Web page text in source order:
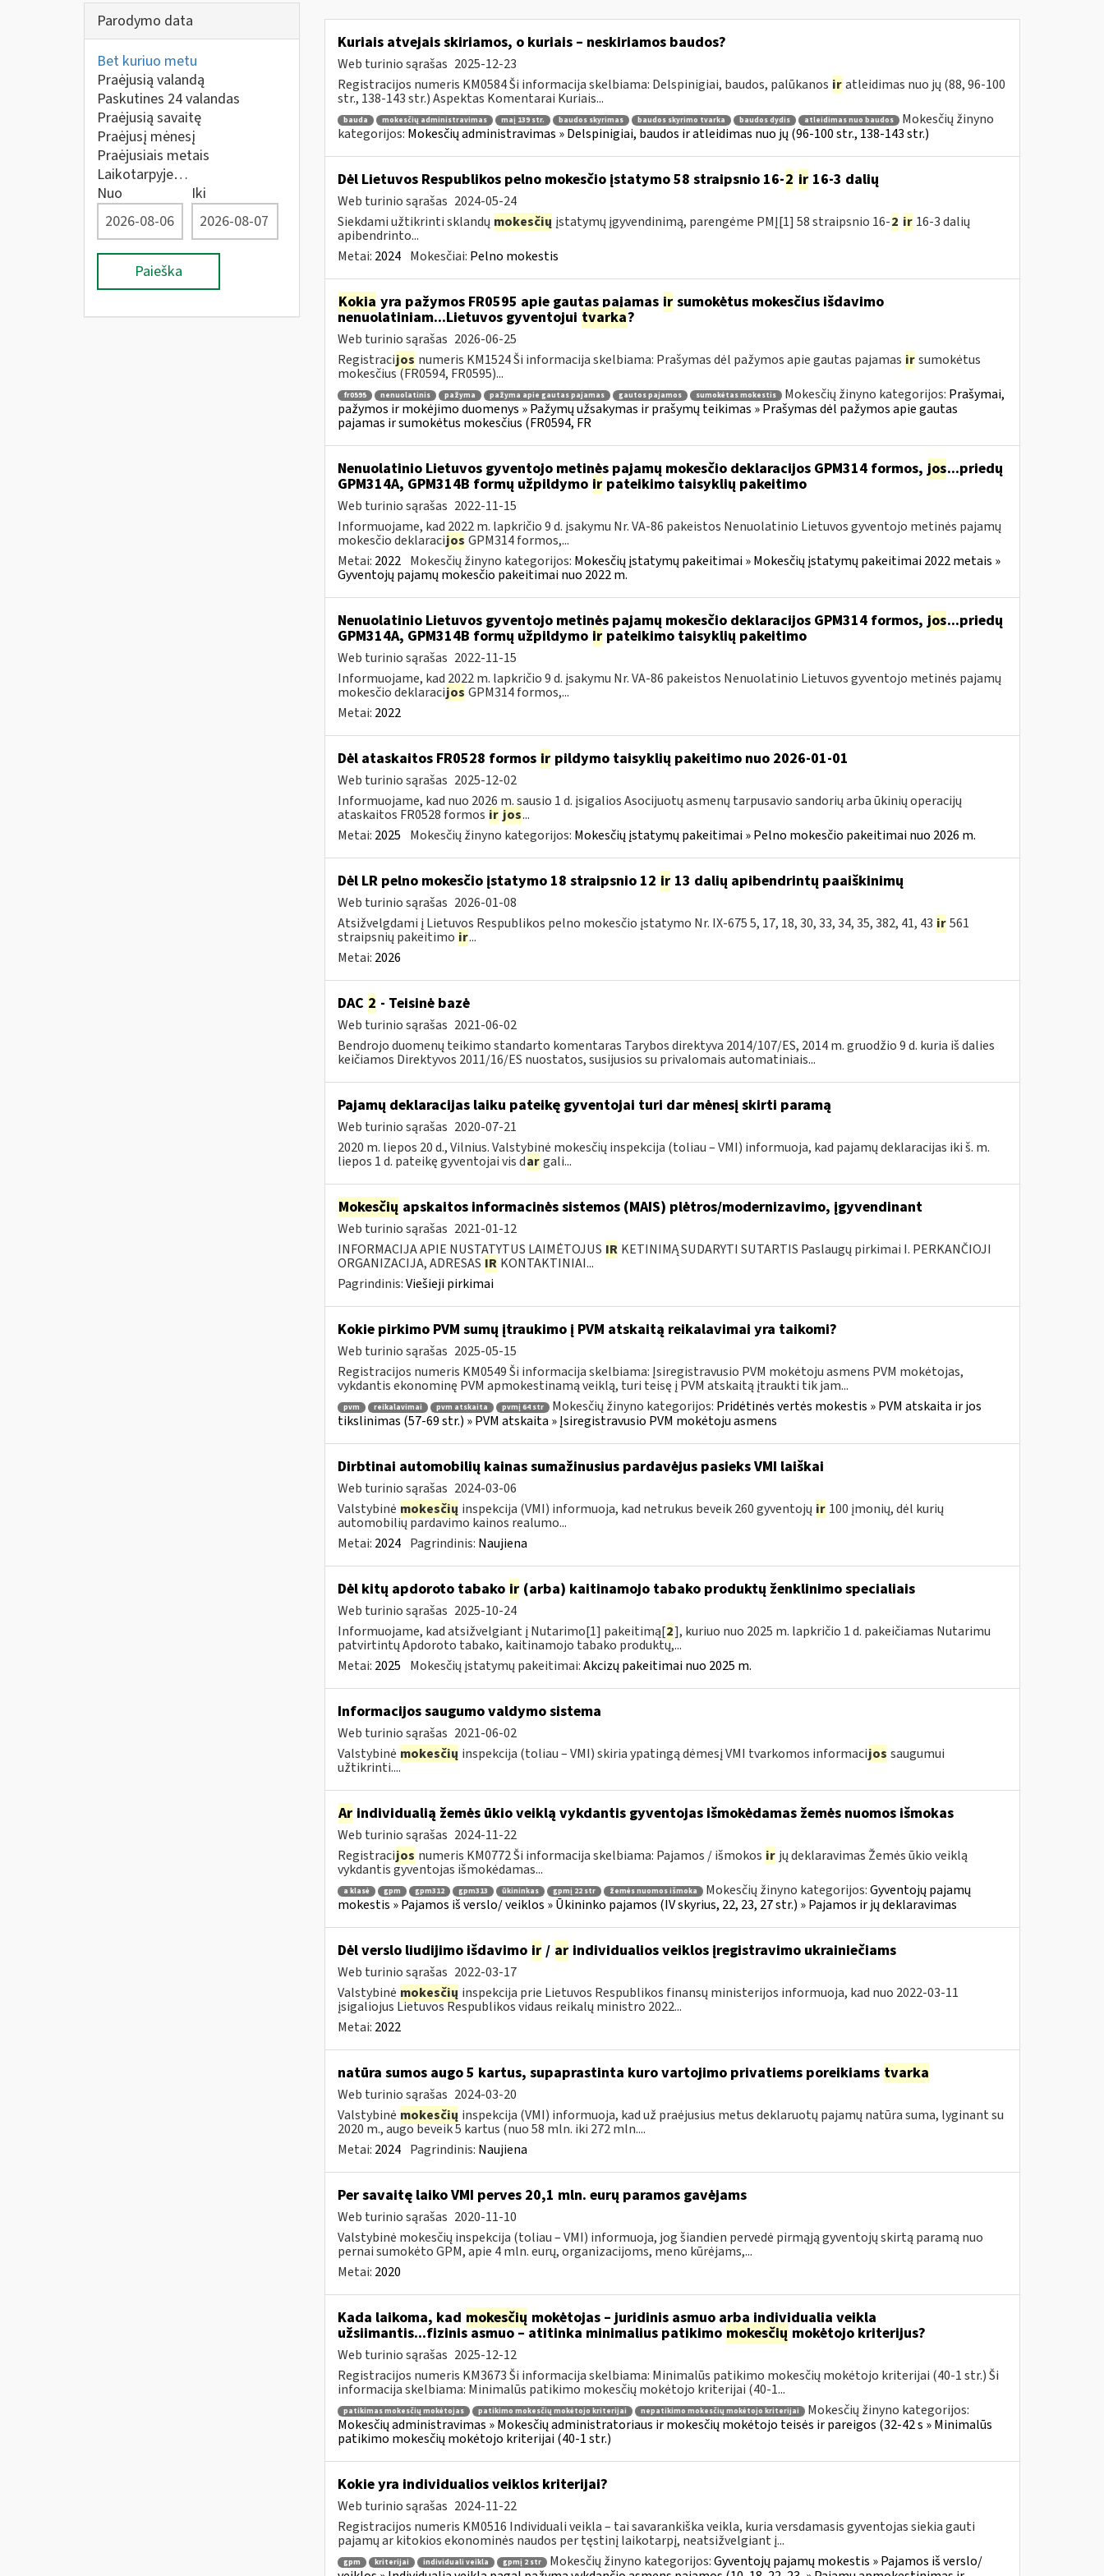
Parodymo data
Bet kuriuo metu
Praėjusią valandą
Paskutines 24 valandas
Praėjusią savaitę
Praėjusį mėnesį
Praėjusiais metais
Laikotarpyje…
Nuo
Iki
Paieška
Kuriais atvejais skiriamos, o kuriais – neskiriamos baudos?
Web turinio sąrašas 2025-12-23
Registracijos numeris KM0584 Ši informacija skelbiama: Delspinigiai, baudos, palūkanos ir atleidimas nuo jų (88, 96-100
str., 138-143 str.) Aspektas Komentarai Kuriais...
bauda mokesčių administravimas maį 139 str. baudos skyrimas baudos skyrimo tvarka baudos dydis atleidimas nuo baudos
Mokesčių žinyno
kategorijos: Mokesčių administravimas » Delspinigiai, baudos ir atleidimas nuo jų (96-100 str., 138-143 str.)
Dėl Lietuvos Respublikos pelno mokesčio įstatymo 58 straipsnio 16-2 ir16-3 dalių
Web turinio sąrašas 2024-05-24
Siekdami užtikrinti sklandų mokesčių įstatymų įgyvendinimą, parengėme PMĮ[1] 58 straipsnio 16-2 ir 16-3 dalių
apibendrinto...
Metai: 2024 Mokesčiai: Pelno mokestis
Kokia yra pažymos FR0595 apie gautas pajamas irsumokėtus mokesčius išdavimo
nenuolatiniam...Lietuvos gyventojui tvarka?
Web turinio sąrašas 2026-06-25
Registracijos numeris KM1524 Ši informacija skelbiama: Prašymas dėl pažymos apie gautas pajamas ir sumokėtus
mokesčius (FR0594, FR0595)...
fr0595 nenuolatinis pažyma pažyma apie gautas pajamas gautos pajamos sumokėtas mokestis Mokesčių žinyno kategorijos: Prašymai,
pažymos ir mokėjimo duomenys » Pažymų užsakymas ir prašymų teikimas » Prašymas dėl pažymos apie gautas
pajamas ir sumokėtus mokesčius (FR0594, FR
Nenuolatinio Lietuvos gyventojo metinės pajamų mokesčio deklaracijos GPM314 formos, jos...priedų
GPM314A, GPM314B formų užpildymo irpateikimo taisyklių pakeitimo
Web turinio sąrašas 2022-11-15
Informuojame, kad 2022 m. lapkričio 9 d. įsakymu Nr. VA-86 pakeistos Nenuolatinio Lietuvos gyventojo metinės pajamų
mokesčio deklaracijos GPM314 formos,...
Metai: 2022 Mokesčių žinyno kategorijos: Mokesčių įstatymų pakeitimai » Mokesčių įstatymų pakeitimai 2022 metais »
Gyventojų pajamų mokesčio pakeitimai nuo 2022 m.
Nenuolatinio Lietuvos gyventojo metinės pajamų mokesčio deklaracijos GPM314 formos, jos...priedų
GPM314A, GPM314B formų užpildymo irpateikimo taisyklių pakeitimo
Web turinio sąrašas 2022-11-15
Informuojame, kad 2022 m. lapkričio 9 d. įsakymu Nr. VA-86 pakeistos Nenuolatinio Lietuvos gyventojo metinės pajamų
mokesčio deklaracijos GPM314 formos,...
Metai: 2022
Dėl ataskaitos FR0528 formos irpildymo taisyklių pakeitimo nuo 2026-01-01
Web turinio sąrašas 2025-12-02
Informuojame, kad nuo 2026 m. sausio 1 d. įsigalios Asocijuotų asmenų tarpusavio sandorių arba ūkinių operacijų
ataskaitos FR0528 formos ir jos...
Metai: 2025 Mokesčių žinyno kategorijos: Mokesčių įstatymų pakeitimai » Pelno mokesčio pakeitimai nuo 2026 m.
Dėl LR pelno mokesčio įstatymo 18 straipsnio 12 ir13 dalių apibendrintų paaiškinimų
Web turinio sąrašas 2026-01-08
Atsižvelgdami į Lietuvos Respublikos pelno mokesčio įstatymo Nr. IX-675 5, 17, 18, 30, 33, 34, 35, 382, 41, 43 ir 561
straipsnių pakeitimo ir...
Metai: 2026
DAC 2 - Teisinė bazė
Web turinio sąrašas 2021-06-02
Bendrojo duomenų teikimo standarto komentaras Tarybos direktyva 2014/107/ES, 2014 m. gruodžio 9 d. kuria iš dalies
keičiamos Direktyvos 2011/16/ES nuostatos, susijusios su privalomais automatiniais...
Pajamų deklaracijas laiku pateikę gyventojai turi dar mėnesį skirti paramą
Web turinio sąrašas 2020-07-21
2020 m. liepos 20 d., Vilnius. Valstybinė mokesčių inspekcija (toliau – VMI) informuoja, kad pajamų deklaracijas iki š. m.
liepos 1 d. pateikę gyventojai vis dar gali...
Mokesčių apskaitos informacinės sistemos (MAIS) plėtros/modernizavimo, įgyvendinant
Web turinio sąrašas 2021-01-12
INFORMACIJA APIE NUSTATYTUS LAIMĖTOJUS IR KETINIMĄ SUDARYTI SUTARTIS Paslaugų pirkimai I. PERKANČIOJI
ORGANIZACIJA, ADRESAS IR KONTAKTINIAI...
Pagrindinis:Viešieji pirkimai
Kokie pirkimo PVM sumų įtraukimo į PVM atskaitą reikalavimai yra taikomi?
Web turinio sąrašas 2025-05-15
Registracijos numeris KM0549 Ši informacija skelbiama: Įsiregistravusio PVM mokėtoju asmens PVM mokėtojas,
vykdantis ekonominę PVM apmokestinamą veiklą, turi teisę į PVM atskaitą įtraukti tik jam...
pvm reikalavimai pvm atskaita pvmį 64 str Mokesčių žinyno kategorijos: Pridėtinės vertės mokestis » PVM atskaita ir jos
tikslinimas (57-69 str.) » PVM atskaita » Įsiregistravusio PVM mokėtoju asmens
Dirbtinai automobilių kainas sumažinusius pardavėjus pasieks VMI laiškai
Web turinio sąrašas 2024-03-06
Valstybinė mokesčių inspekcija (VMI) informuoja, kad netrukus beveik 260 gyventojų ir 100 įmonių, dėl kurių
automobilių pardavimo kainos realumo...
Metai: 2024 Pagrindinis: Naujiena
Dėl kitų apdoroto tabako ir(arba) kaitinamojo tabako produktų ženklinimo specialiais
Web turinio sąrašas 2025-10-24
Informuojame, kad atsižvelgiant į Nutarimo[1] pakeitimą[2], kuriuo nuo 2025 m. lapkričio 1 d. pakeičiamas Nutarimu
patvirtintų Apdoroto tabako, kaitinamojo tabako produktų,...
Metai: 2025 Mokesčių įstatymų pakeitimai:Akcizų pakeitimai nuo 2025 m.
Informacijos saugumo valdymo sistema
Web turinio sąrašas 2021-06-02
Valstybinė mokesčių inspekcija (toliau – VMI) skiria ypatingą dėmesį VMI tvarkomos informacijos saugumui
užtikrinti....
Arindividualią žemės ūkio veiklą vykdantis gyventojas išmokėdamas žemės nuomos išmokas
Web turinio sąrašas 2024-11-22
Registracijos numeris KM0772 Ši informacija skelbiama: Pajamos / išmokos ir jų deklaravimas Žemės ūkio veiklą
vykdantis gyventojas išmokėdamas...
a klasė gpm gpm312 gpm313 ūkininkas gpmį 22 str žemės nuomos išmoka Mokesčių žinyno kategorijos:Gyventojų pajamų
mokestis » Pajamos iš verslo/ veiklos » Ūkininko pajamos (IV skyrius, 22, 23, 27 str.) » Pajamos ir jų deklaravimas
Dėl verslo liudijimo išdavimo ir/ arindividualios veiklos įregistravimo ukrainiečiams
Web turinio sąrašas 2022-03-17
Valstybinė mokesčių inspekcija prie Lietuvos Respublikos finansų ministerijos informuoja, kad nuo 2022-03-11
įsigaliojus Lietuvos Respublikos vidaus reikalų ministro 2022...
Metai: 2022
natūra sumos augo 5 kartus, supaprastinta kuro vartojimo privatiems poreikiams tvarka
Web turinio sąrašas 2024-03-20
Valstybinė mokesčių inspekcija (VMI) informuoja, kad už praėjusius metus deklaruotų pajamų natūra suma, lyginant su
2020 m., augo beveik 5 kartus (nuo 58 mln. iki 272 mln....
Metai: 2024 Pagrindinis: Naujiena
Per savaitę laiko VMI perves 20,1 mln. eurų paramos gavėjams
Web turinio sąrašas 2020-11-10
Valstybinė mokesčių inspekcija (toliau – VMI) informuoja, jog šiandien pervedė pirmąją gyventojų skirtą paramą nuo
pernai sumokėto GPM, apie 4 mln. eurų, organizacijoms, meno kūrėjams,...
Metai: 2020
Kada laikoma, kad mokesčių mokėtojas – juridinis asmuo arba individualia veikla
užsiimantis...fizinis asmuo – atitinka minimalius patikimo mokesčių mokėtojo kriterijus?
Web turinio sąrašas 2025-12-12
Registracijos numeris KM3673 Ši informacija skelbiama: Minimalūs patikimo mokesčių mokėtojo kriterijai (40-1 str.) Ši
informacija skelbiama: Minimalūs patikimo mokesčių mokėtojo kriterijai (40-1...
patikimas mokesčių mokėtojas patikimo mokesčių mokėtojo kriterijai nepatikimo mokesčių mokėtojo kriterijai
Mokesčių žinyno kategorijos:
Mokesčių administravimas » Mokesčių administratoriaus ir mokesčių mokėtojo teisės ir pareigos (32-42 s » Minimalūs
patikimo mokesčių mokėtojo kriterijai (40-1 str.)
Kokie yra individualios veiklos kriterijai?
Web turinio sąrašas 2024-11-22
Registracijos numeris KM0516 Individuali veikla – tai savarankiška veikla, kuria versdamasis gyventojas siekia gauti
pajamų ar kitokios ekonominės naudos per tęstinį laikotarpį, neatsižvelgiant į...
gpm kriterijai individuali veikla gpmį 2 str Mokesčių žinyno kategorijos:Gyventojų pajamų mokestis » Pajamos iš verslo/